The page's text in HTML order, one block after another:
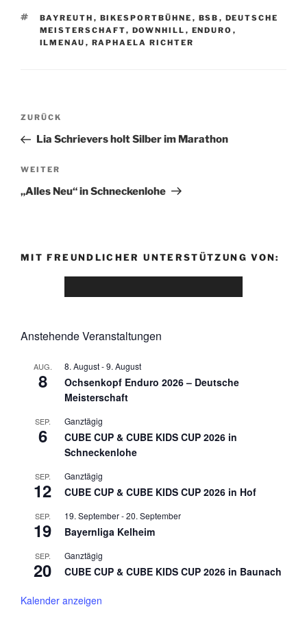
BAYREUTH , BIKESPORTBÜHNE , BSB , DEUTSCHE
MEISTERSCHAFT, DOWNHILL , ENDURO ,
ILMENAU , RAPHAELA RICHTER
ZURÜCK
Lia Schrievers holt Silber im Marathon
WEITER
„Alles Neu“ in Schneckenlohe
MIT FREUNDLICHER UNTERSTÜTZUNG VON:
Anstehende Veranstaltungen
AUG.
8
8. August-9. August
Ochsenkopf Enduro 2026 – Deutsche
Meisterschaft
SEP.
6
Ganztägig
CUBE CUP & CUBE KIDS CUP 2026 in
Schneckenlohe
SEP.
12
Ganztägig
CUBE CUP & CUBE KIDS CUP 2026 in Hof
SEP.
19
19. September-20. September
Bayernliga Kelheim
SEP.
20
Ganztägig
CUBE CUP & CUBE KIDS CUP 2026 in Baunach
Kalender anzeigen